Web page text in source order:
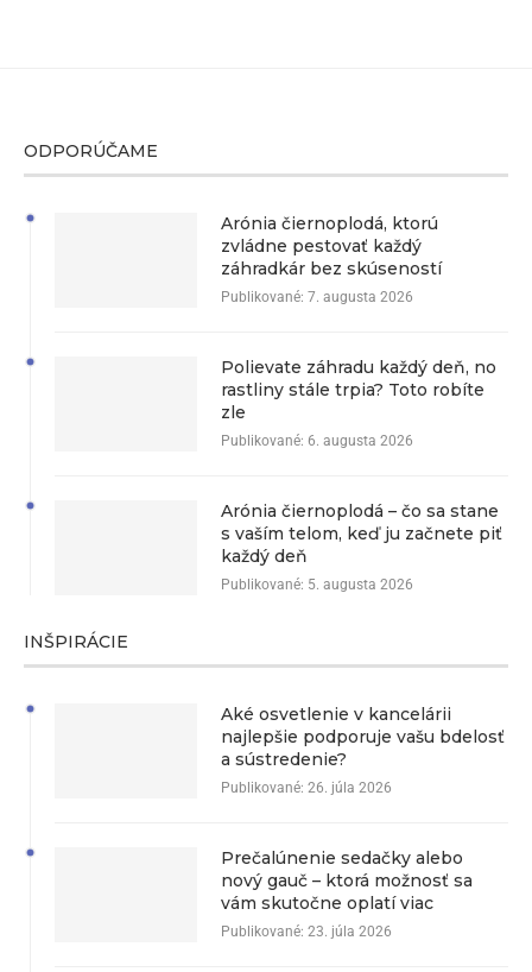
ODPORÚČAME
Arónia čiernoplodá, ktorú
zvládne pestovať každý
záhradkár bez skúseností
Publikované: 7. augusta 2026
Polievate záhradu každý deň, no
rastliny stále trpia? Toto robíte
zle
Publikované: 6. augusta 2026
Arónia čiernoplodá – čo sa stane
s vaším telom, keď ju začnete piť
každý deň
Publikované: 5. augusta 2026
INŠPIRÁCIE
Aké osvetlenie v kancelárii
najlepšie podporuje vašu bdelosť
a sústredenie?
Publikované: 26. júla 2026
Prečalúnenie sedačky alebo
nový gauč – ktorá možnosť sa
vám skutočne oplatí viac
Publikované: 23. júla 2026